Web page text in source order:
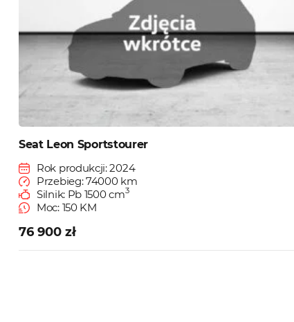
Seat Leon Sportstourer
Rok produkcji: 2024
Przebieg: 74000 km
Silnik: Pb 1500 cm3
Moc: 150 KM
76 900 zł